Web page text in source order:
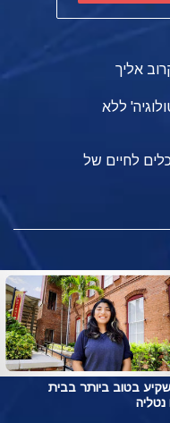
ללא
לחיים של
בטוב ביותר בבית